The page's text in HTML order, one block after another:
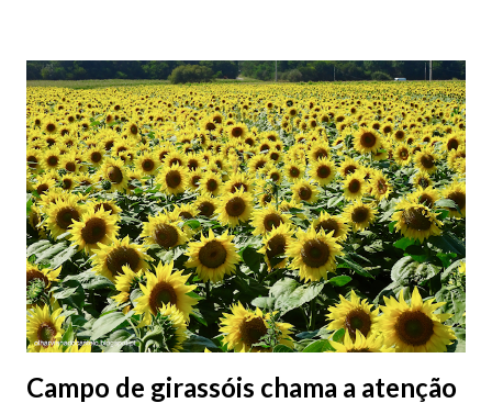
Campo de girassóis chama a atenção